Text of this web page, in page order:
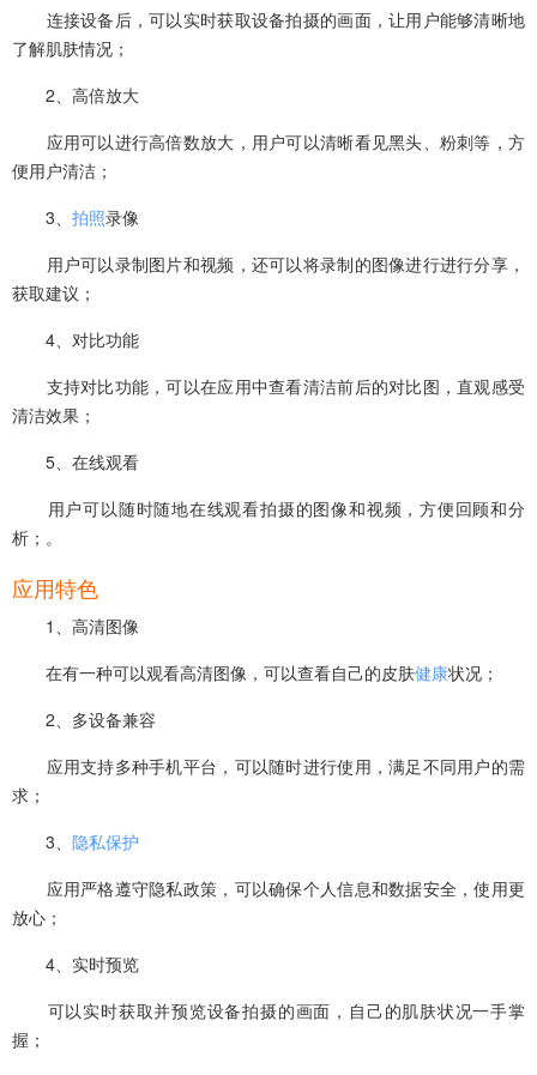
连接设备后，可以实时获取设备拍摄的画面，让用户能够清晰地
了解肌肤情况；
2、‌高倍放大
应用可以进行高倍数放大，用户可以清晰看见黑头、粉刺等，方
便用户清洁；
3、‌ 拍照录像
用户可以录制图片和视频，还可以将录制的图像进行进行分享，
获取建议；
4、对比‌功能
支持对比功能，可以在应用中查看清洁前后的对比图，直观感受
清洁效果；
‌5、在线观看
用户可以随时随地在线观看拍摄的图像和视频，方便回顾和分
析；。
应用特色
1、高清图像
在有一种可以观看高清图像，可以查看自己的皮肤健康状况；
2、‌多设备兼容
应用支持多种手机平台，可以随时进行使用，满足不同用户的需
求‌；
3、‌ 隐私保护
应用严格遵守隐私政策，可以确保个人信息和数据安全，使用更
放心；
4、‌实时预览‌
可以实时获取并预览设备拍摄的画面，自己的肌肤状况一手掌
握；